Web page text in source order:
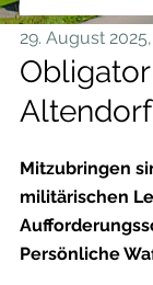
Altendorf
29. August 2025
Mitzubringen
militärischen
Persönliche